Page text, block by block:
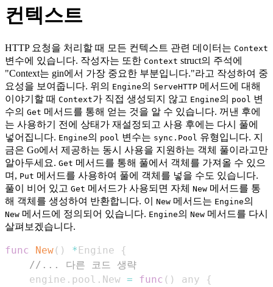
컨텍스트
HTTP 요청을 처리할 때 모든 컨텍스트 관련 데이터는 Context
변수에 있습니다. 작성자는 또한 Context struct의 주석에
"Context는 gin에서 가장 중요한 부분입니다."라고 작성하여 중
요성을 보여줍니다. 위의 Engine의 ServeHTTP 메서드에 대해
이야기할 때 Context가 직접 생성되지 않고 Engine의 pool 변
수의 Get 메서드를 통해 얻는 것을 알 수 있습니다. 꺼낸 후에
는 사용하기 전에 상태가 재설정되고 사용 후에는 다시 풀에
넣어집니다. Engine의 pool 변수는 sync.Pool 유형입니다. 지
금은 Go에서 제공하는 동시 사용을 지원하는 객체 풀이라고만
알아두세요. Get 메서드를 통해 풀에서 객체를 가져올 수 있으
며, Put 메서드를 사용하여 풀에 객체를 넣을 수도 있습니다.
풀이 비어 있고 Get 메서드가 사용되면 자체 New 메서드를 통
해 객체를 생성하여 반환합니다. 이 New 메서드는 Engine의
New 메서드에 정의되어 있습니다. Engine의 New 메서드를 다시
살펴보겠습니다.
func New( ) * Engine
{
//... 다른 코드 생략
    engine
. pool . New = func ( ) any
{